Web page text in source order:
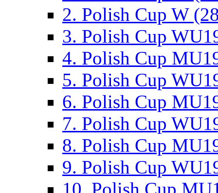
2. Polish Cup W
3. Polish Cup
4. Polish Cup
5. Polish Cup
6. Polish Cup
7. Polish Cup
8. Polish Cup
9. Polish Cup
10. Polish Cup